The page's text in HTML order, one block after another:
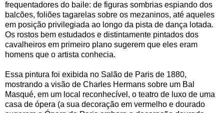
frequentadores do baile: de figuras sombrias espiando dos
balcões, foliões tagarelas sobre os mezaninos, até aqueles
em posição privilegiada ao longo da pista de dança lotada.
Os rostos bem estudados e distintamente pintados dos
cavalheiros em primeiro plano sugerem que eles eram
homens que o artista conhecia.
Essa pintura foi exibida no Salão de Paris de 1880,
mostrando a visão de Charles Hermans sobre um Bal
Masqué, em um local reconhecível, o teatro de luxo de uma
casa de ópera (a sua decoração em vermelho e dourado